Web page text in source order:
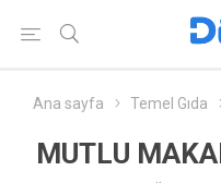
Ana sayfa Temel Gıda
MUTLU